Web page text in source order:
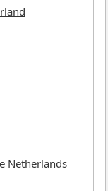
Netherlands